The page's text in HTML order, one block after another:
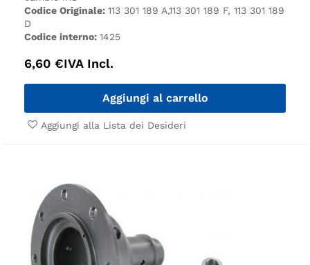
Codice Originale: 113 301 189 A,113 301 189 F, 113 301 189
D
Codice interno: 1425
6,60 €IVA Incl.
Aggiungi al carrello
Aggiungi alla Lista dei Desideri